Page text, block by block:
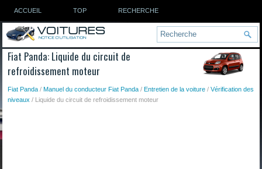
ACCUEIL TOP RECHERCHE
Fiat Panda: Liquide du circuit de
refroidissement moteur
Fiat Panda /Manuel du conducteur Fiat Panda /Entretien de la voiture /Vérification des
niveaux / Liquide du circuit de refroidissement moteur